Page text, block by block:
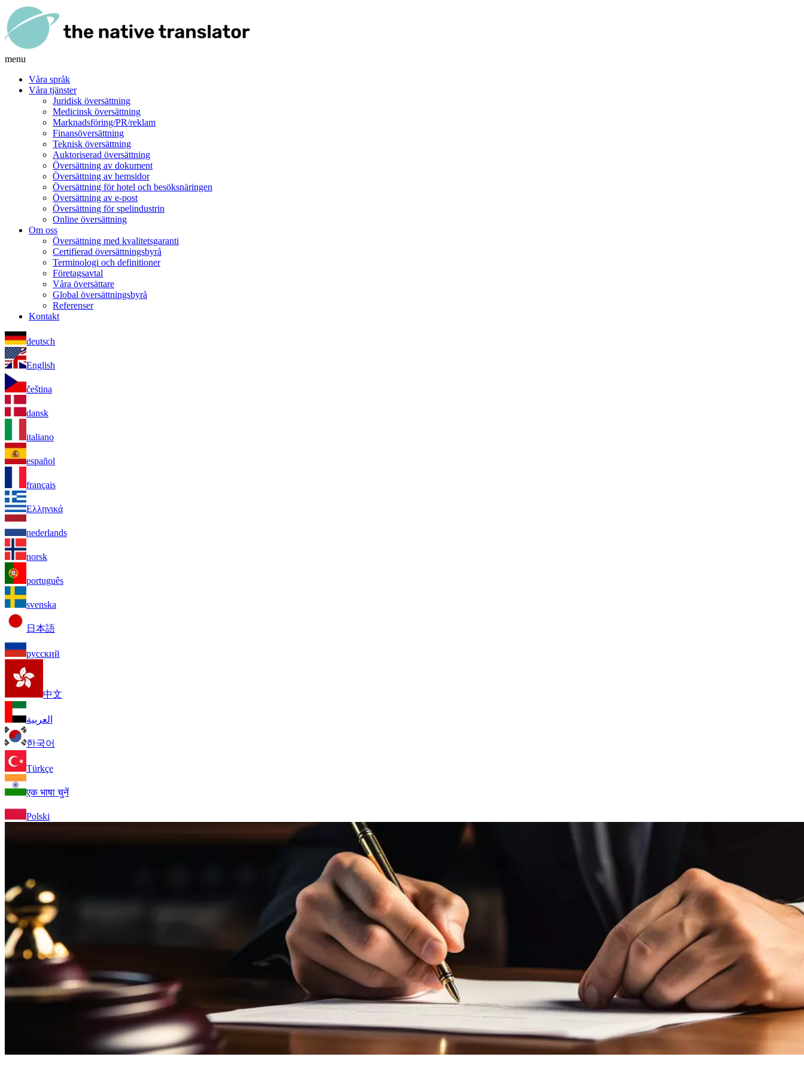
menu
Våra språk
Våra tjänster
Juridisk översättning
Medicinsk översättning
Marknadsföring/PR/reklam
Finansöversättning
Teknisk översättning
Auktoriserad översättning
Översättning av dokument
Översättning av hemsidor
Översättning för hotel och besöksnäringen
Översättning av e-post
Översättning för spelindustrin
Online översättning
Om oss
Översättning med kvalitetsgaranti
Certifierad översättningsbyrå
Terminologi och definitioner
Företagsavtal
Våra översättare
Global översättningsbyrå
Referenser
Kontakt
deutsch
English
čeština
dansk
italiano
español
français
Ελληνικά
nederlands
norsk
português
svenska
日本語
русский
中文
العربية
한국어
Türkçe
एक भाषा चुनें
Polski